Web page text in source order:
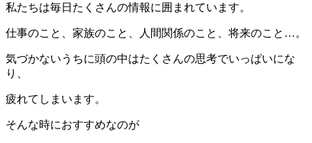
私たちは毎日たくさんの情報に囲まれています。
仕事のこと、家族のこと、人間関係のこと、将来のこと…。
気づかないうちに頭の中はたくさんの思考でいっぱいにな
り、
疲れてしまいます。
そんな時におすすめなのが